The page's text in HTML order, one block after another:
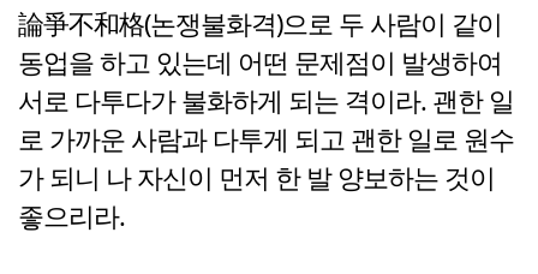
論爭不和格(논쟁불화격)으로 두 사람이 같이
동업을 하고 있는데 어떤 문제점이 발생하여
서로 다투다가 불화하게 되는 격이라. 괜한 일
로 가까운 사람과 다투게 되고 괜한 일로 원수
가 되니 나 자신이 먼저 한 발 양보하는 것이
좋으리라.